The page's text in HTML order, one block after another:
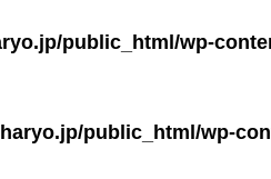
public_html/wp-
public_html/wp-